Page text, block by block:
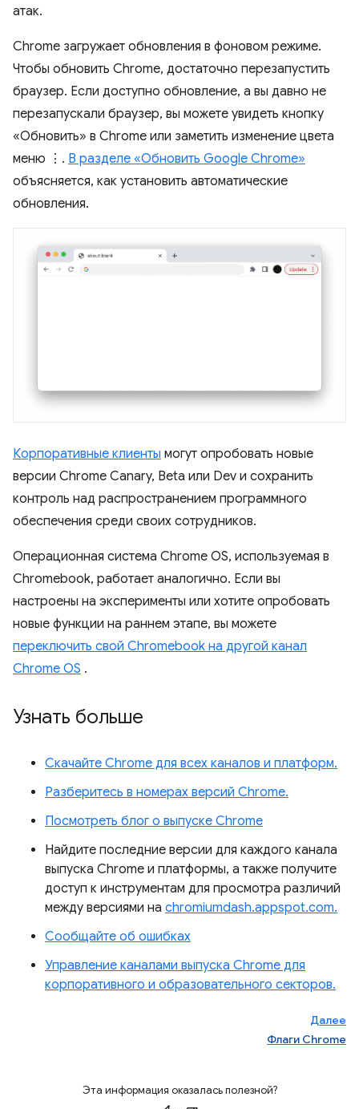
атак.
Chrome загружает обновления в фоновом режиме.
Чтобы обновить Chrome, достаточно перезапустить
браузер. Если доступно обновление, а вы давно не
перезапускали браузер, вы можете увидеть кнопку
«Обновить» в Chrome или заметить изменение цвета
меню ⋮. В разделе «Обновить Google Chrome»
объясняется, как установить автоматические
обновления.
Корпоративные клиенты могут опробовать новые
версии Chrome Canary, Beta или Dev и сохранить
контроль над распространением программного
обеспечения среди своих сотрудников.
Операционная система Chrome OS, используемая в
Chromebook, работает аналогично. Если вы
настроены на эксперименты или хотите опробовать
новые функции на раннем этапе, вы можете
переключить свой Chromebook на другой канал
Chrome OS .
Узнать больше
Скачайте Chrome для всех каналов и платформ.
Разберитесь в номерах версий Chrome.
Посмотреть блог о выпуске Chrome
Найдите последние версии для каждого канала
выпуска Chrome и платформы, а также получите
доступ к инструментам для просмотра различий
между версиями на chromiumdash.appspot.com.
Сообщайте об ошибках
Управление каналами выпуска Chrome для
корпоративного и образовательного секторов.
Далее
Флаги Chrome
Эта информация оказалась полезной?